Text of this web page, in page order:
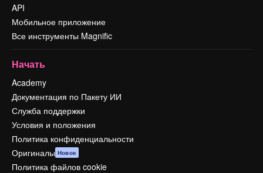
API
Мобильное приложение
Все инструменты Magnific
Начать
Academy
Документация по Пакету ИИ
Служба поддержки
Условия и положения
Политика конфиденциальности
Оригиналы Новое
Политика файлов cookie